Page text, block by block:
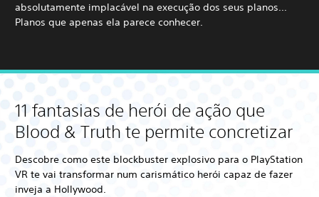
absolutamente implacável na execução dos seus planos...
Planos que apenas ela parece conhecer.
11 fantasias de herói de ação que
Blood & Truth te permite concretizar
Descobre como este blockbuster explosivo para o PlayStation
VR te vai transformar num carismático herói capaz de fazer
inveja a Hollywood.